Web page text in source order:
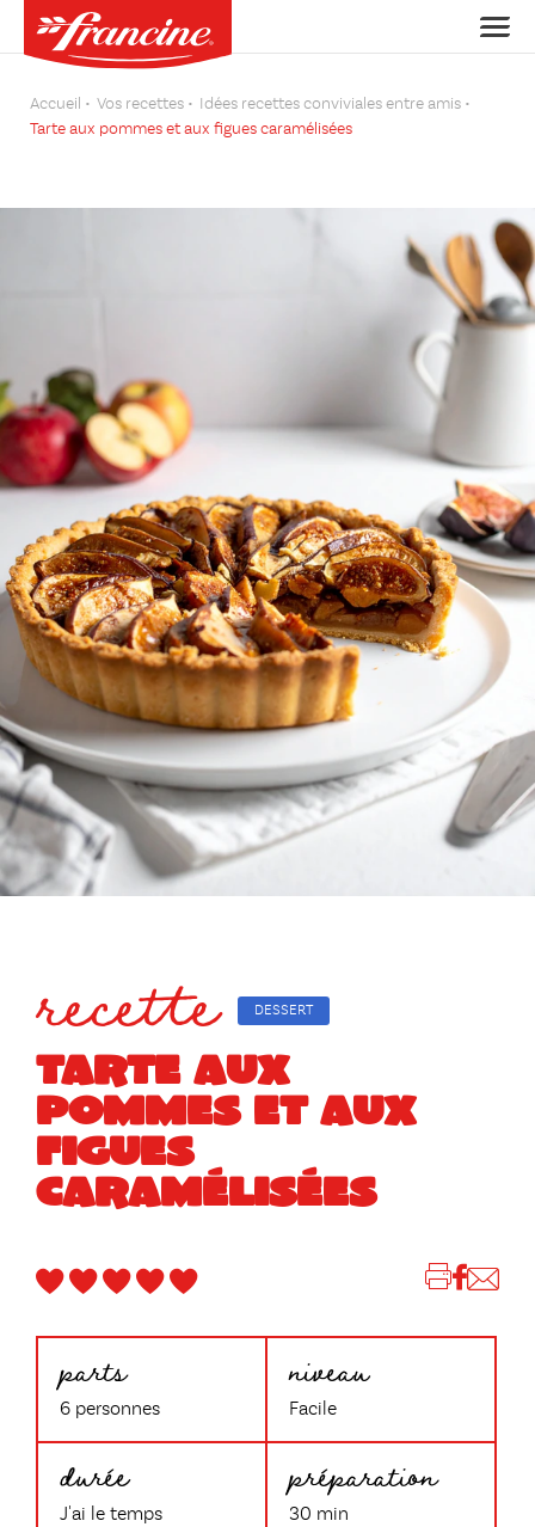
Accueil Vos recettes
Idées recettes conviviales entre amis
Tarte aux pommes et aux figues caramélisées
recette DESSERT
TARTE AUX
POMMES ET AUX
FIGUES
CARAMÉLISÉES
parts
6 personnes
niveau
Facile
durée
J'ai le temps
préparation
30 min